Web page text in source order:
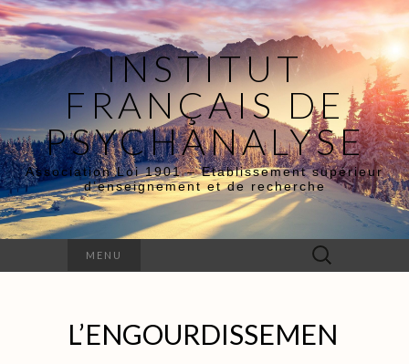
INSTITUT
FRANÇAIS DE
PSYCHANALYSE
Association Loi 1901 – Etablissement supérieur
d’enseignement et de recherche
MENU Rechercher :
L’ENGOURDISSEMEN